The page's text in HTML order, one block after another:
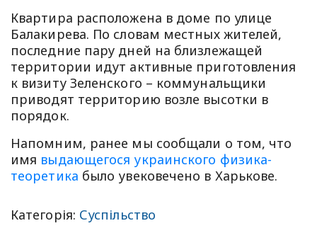
Квартира расположена в доме по улице
Балакирева. По словам местных жителей,
последние пару дней на близлежащей
территории идут активные приготовления
к визиту Зеленского – коммунальщики
приводят территорию возле высотки в
порядок.
Напомним, ранее мы сообщали о том, что
имя выдающегося украинского физика-
теоретика было увековечено в Харькове.
Категорія: Суспільство